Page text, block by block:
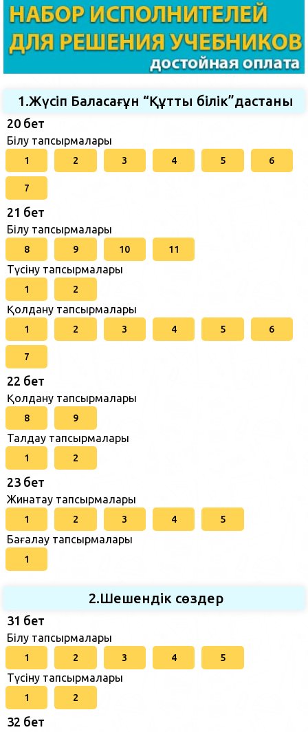
1.Жүсіп Баласағұн “Құтты білік”дастаны
20 бет
Білу тапсырмалары
1 2 3 4 5 6
7
21 бет
Білу тапсырмалары
8 9 10 11
Түсіну тапсырмалары
1 2
Қолдану тапсырмалары
1 2 3 4 5 6
7
22 бет
Қолдану тапсырмалары
8 9
Талдау тапсырмалары
1 2
23 бет
Жинақтау тапсырмалары
1 2 3 4 5
Бағалау тапсырмалары
1
2.Шешендік сөздер
31 бет
Білу тапсырмалары
1 2 3 4 5
Түсіну тапсырмалары
1 2
32 бет